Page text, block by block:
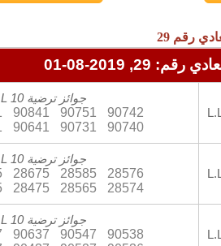
29 رقم
29, 2019-08-01
جوائز ترضية 10 L.L.
90742
90751
90841
90740
90731
90641
جوائز ترضية 10 L.L.
28576
28585
28675
28574
28565
28475
جوائز ترضية 10 L.L.
90538
90547
90637